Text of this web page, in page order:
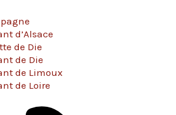
d’Alsace
de Die
de Die
de Limoux
de Loire